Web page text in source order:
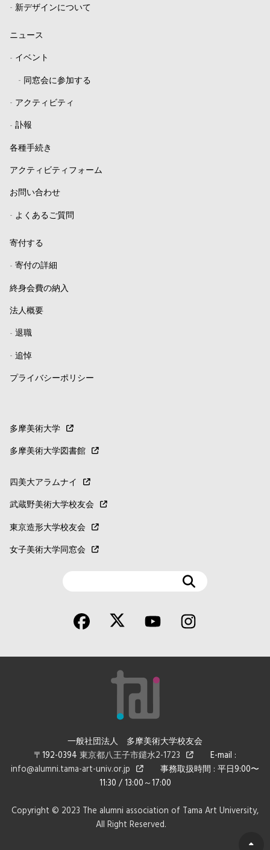
- 新デザインについて
ニュース
- イベント
- 同窓会に参加する
- アクティビティ
- 訃報
各種手続き
アクティビティフォーム
お問い合わせ
- よくあるご質問
寄付する
- 寄付の詳細
終身会費の納入
法人概要
- 退職
- 追悼
プライバシーポリシー
多摩美術大学
多摩美術大学図書館
四美大アラムナイ
武蔵野美術大学校友会
東京造形大学校友会
女子美術大学同窓会
一般社団法人 多摩美術大学校友会
〒192-0394 東京都八王子市鑓水2-1723
E-mail :
info@alumni.tama-art-univ.or.jp
事務取扱時間 : 平日9:00〜
11:30 / 13:00～17:00
Copyright © 2023 The alumni association of Tama Art University,
All Right Reserved.